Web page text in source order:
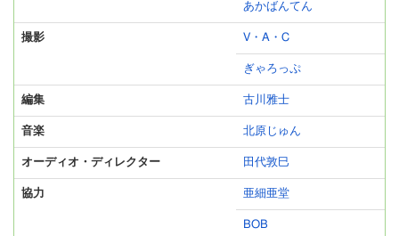
あかばんてん
撮影 V・A・C
ぎゃろっぷ
編集 古川雅士
音楽 北原じゅん
オーディオ・ディレクター 田代敦巳
協力 亜細亜堂
BOB